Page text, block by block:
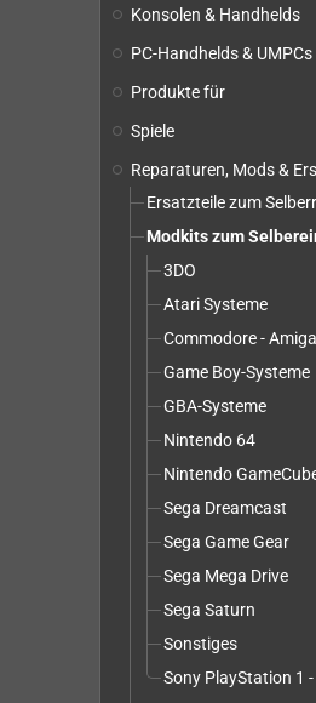
Konsolen & Handhelds
PC-Handhelds & UMPCs
Produkte für
Spiele
Reparaturen, Mods &
Ersatzteile zum
Modkits zum
3DO
Atari Systeme
Commodore - Amiga
Game Boy-Systeme
GBA-Systeme
Nintendo 64
Nintendo
Sega Dreamcast
Sega Game Gear
Sega Mega Drive
Sega Saturn
Sonstiges
Sony PlayStation 1